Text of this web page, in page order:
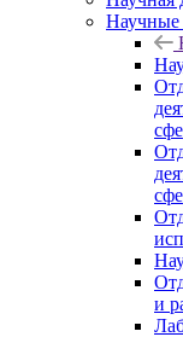
Научные
и